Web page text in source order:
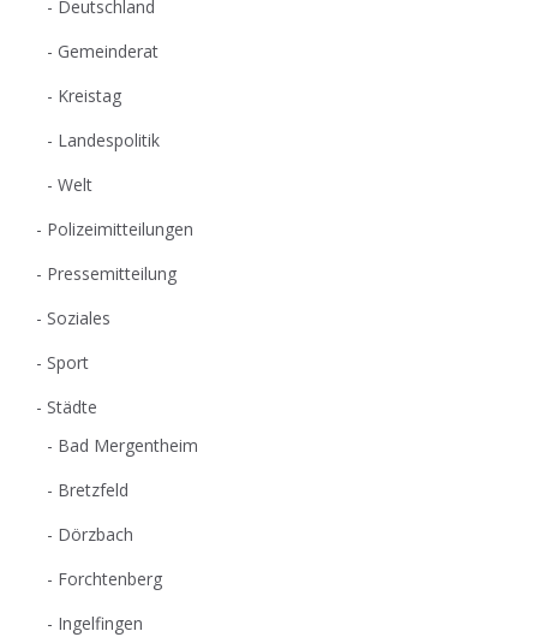
Deutschland
Gemeinderat
Kreistag
Landespolitik
Welt
Polizeimitteilungen
Pressemitteilung
Soziales
Sport
Städte
Bad Mergentheim
Bretzfeld
Dörzbach
Forchtenberg
Ingelfingen